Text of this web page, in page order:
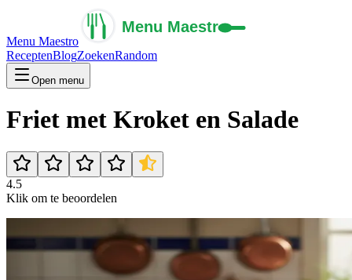
Menu Maestro
ReceptenBlogZoekenRandom
Open menu
Friet met Kroket en Salade
4.5
Klik om te beoordelen